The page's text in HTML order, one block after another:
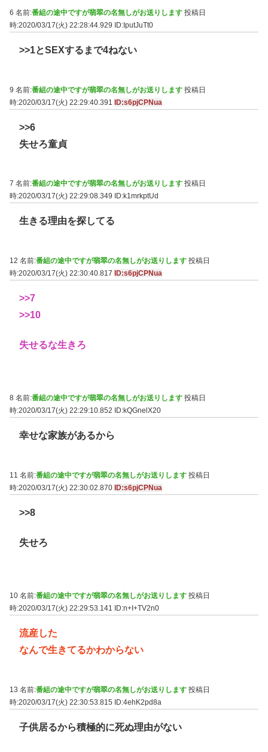
6 名前:番組の途中ですが翡翠の名無しがお送りします 投稿日
時:2020/03/17(火) 22:28:44.929
ID:IputJuTt0
>>1とSEXするまで4ねない
9 名前:番組の途中ですが翡翠の名無しがお送りします 投稿日
時:2020/03/17(火) 22:29:40.391 ID:s6pjCPNua
>>6
失せろ童貞
7 名前:番組の途中ですが翡翠の名無しがお送りします 投稿日
時:2020/03/17(火) 22:29:08.349
ID:k1mrkptUd
生きる理由を探してる
12 名前:番組の途中ですが翡翠の名無しがお送りします 投稿日
時:2020/03/17(火) 22:30:40.817 ID:s6pjCPNua
>>7
>>10
失せるな生きろ
8 名前:番組の途中ですが翡翠の名無しがお送りします 投稿日
時:2020/03/17(火) 22:29:10.852
ID:kQGnelX20
幸せな家族があるから
11 名前:番組の途中ですが翡翠の名無しがお送りします 投稿日
時:2020/03/17(火) 22:30:02.870 ID:s6pjCPNua
>>8
失せろ
10 名前:番組の途中ですが翡翠の名無しがお送りします 投稿日
時:2020/03/17(火) 22:29:53.141
ID:n+I+TV2n0
流産した
なんで生きてるかわからない
13 名前:番組の途中ですが翡翠の名無しがお送りします 投稿日
時:2020/03/17(火) 22:30:53.815 ID:4ehK2pd8a
子供居るから積極的に死ぬ理由がない